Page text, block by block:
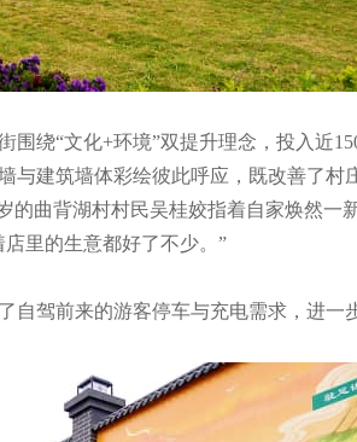
绕“文化+环境”双提升理念，投入近
与建筑墙体彩绘彼此呼应，既改善了村
的曲背湖村村民吴桂姣指着自家焕然一
里的生意都好了不少。”
驾前来的游客停车与充电需求，进一